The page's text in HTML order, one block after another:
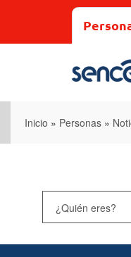
Inicio » Personas »